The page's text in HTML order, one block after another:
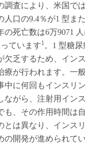
調査により、米国で
人口の9.4％が1 型ま
の死亡数は6万9071
ています1 。1 型糖
欠乏するため、イン
療が行われます。一
中に何回もインスリ
ながら、注射用イン
も、その作用時間は
とは異なり、インス
の開発が進められて